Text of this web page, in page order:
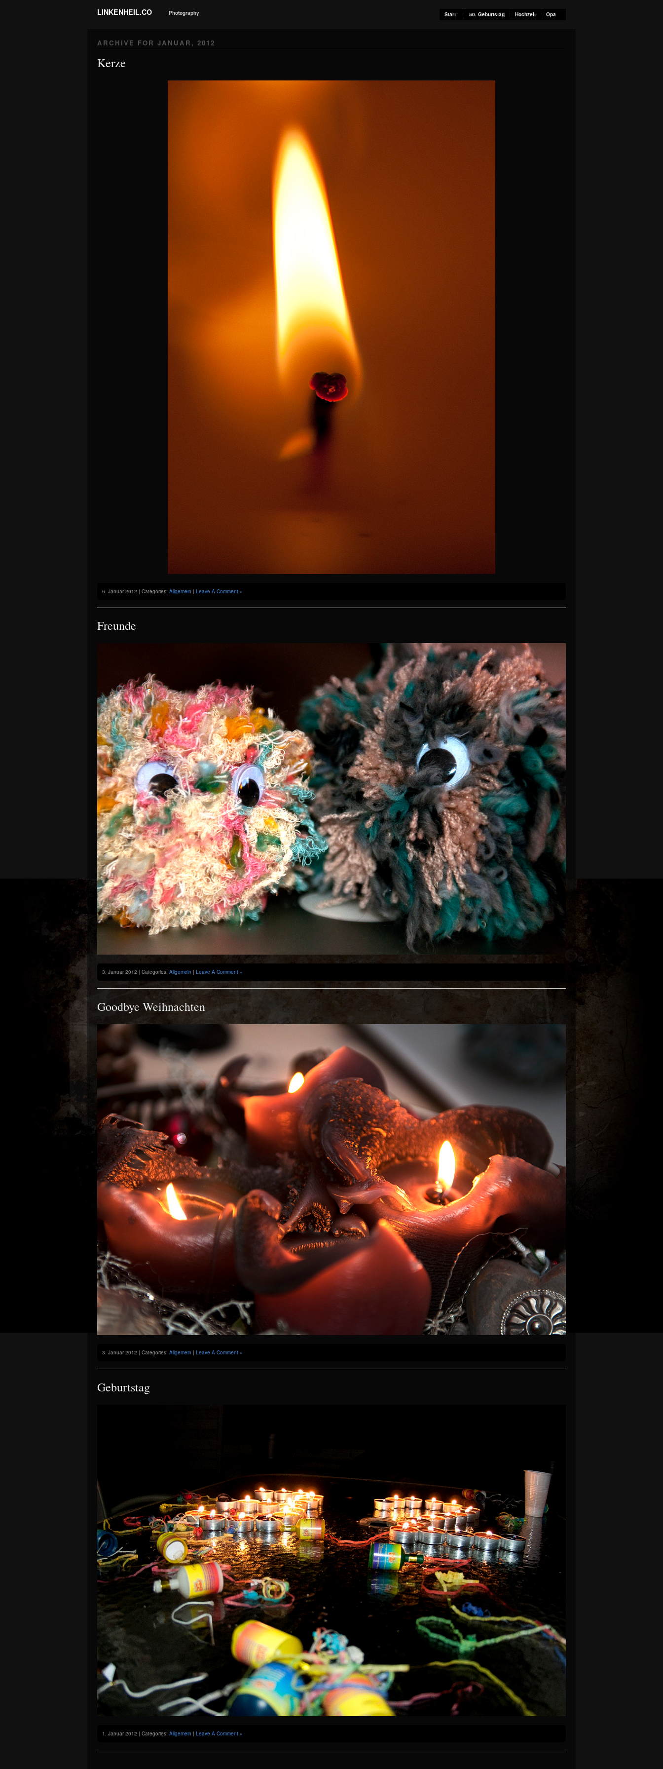
LINKENHEIL.CO Photography Start 50. Geburtstag Hochzeit Opa
ARCHIVE FOR JANUAR, 2012
Kerze
6. Januar 2012 | Categories: Allgemein | Leave A Comment »
Freunde
3. Januar 2012 | Categories: Allgemein | Leave A Comment »
Goodbye Weihnachten
3. Januar 2012 | Categories: Allgemein | Leave A Comment »
Geburtstag
1. Januar 2012 | Categories: Allgemein | Leave A Comment »